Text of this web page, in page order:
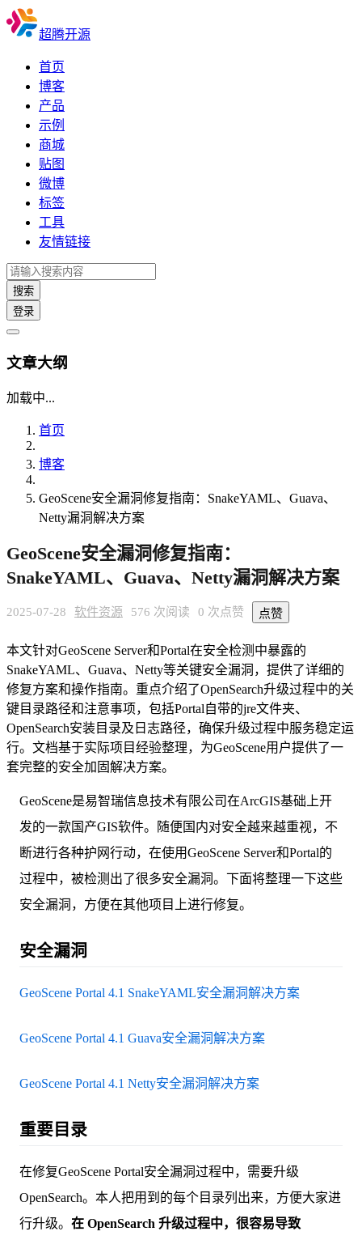
超腾开源
首页
博客
产品
示例
商城
贴图
微博
标签
工具
友情链接
搜索
登录
文章大纲
加载中...
首页
博客
GeoScene安全漏洞修复指南：SnakeYAML、Guava、
Netty漏洞解决方案
GeoScene安全漏洞修复指南：
SnakeYAML、Guava、Netty漏洞解决方案
2025-07-28 软件资源 576 次阅读 0 次点赞 点赞
本文针对GeoScene Server和Portal在安全检测中暴露的
SnakeYAML、Guava、Netty等关键安全漏洞，提供了详细的
修复方案和操作指南。重点介绍了OpenSearch升级过程中的关
键目录路径和注意事项，包括Portal自带的jre文件夹、
OpenSearch安装目录及日志路径，确保升级过程中服务稳定运
行。文档基于实际项目经验整理，为GeoScene用户提供了一
套完整的安全加固解决方案。
GeoScene是易智瑞信息技术有限公司在ArcGIS基础上开
发的一款国产GIS软件。随便国内对安全越来越重视，不
断进行各种护网行动，在使用GeoScene Server和Portal的
过程中，被检测出了很多安全漏洞。下面将整理一下这些
安全漏洞，方便在其他项目上进行修复。
安全漏洞
GeoScene Portal 4.1 SnakeYAML安全漏洞解决方案
GeoScene Portal 4.1 Guava安全漏洞解决方案
GeoScene Portal 4.1 Netty安全漏洞解决方案
重要目录
在修复GeoScene Portal安全漏洞过程中，需要升级
OpenSearch。本人把用到的每个目录列出来，方便大家进
行升级。 在 OpenSearch 升级过程中，很容易导致